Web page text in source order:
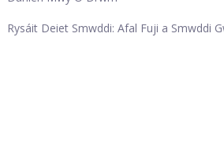
Rysáit Deiet Smwddi: Afal Fuji a Smwddi